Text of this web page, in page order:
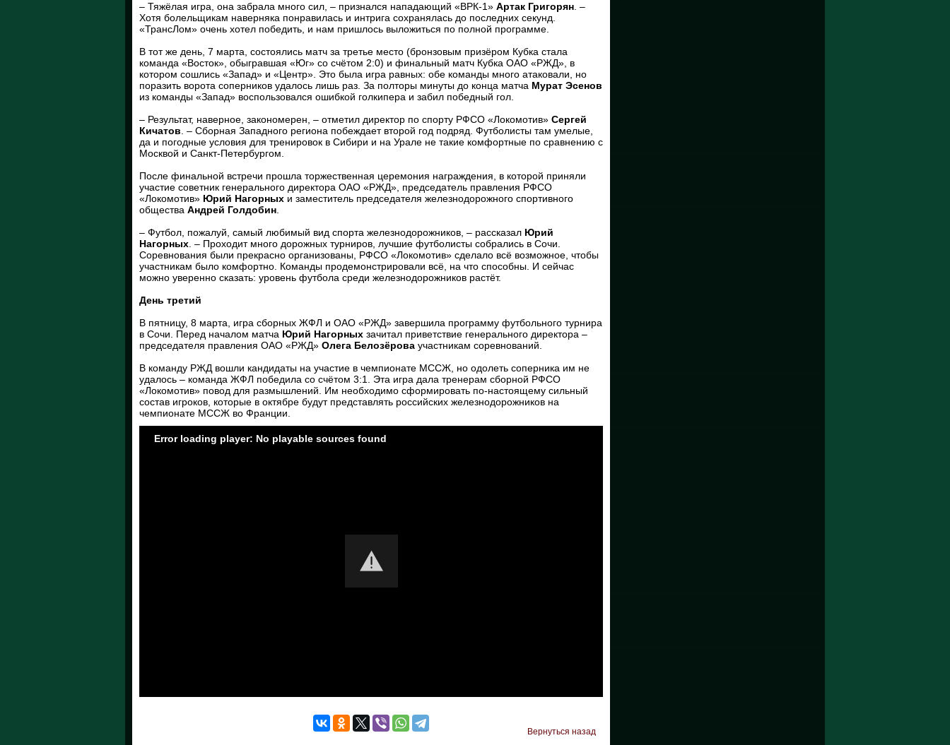
– Тяжёлая игра, она забрала много сил, – признался нападающий «ВРК-1» Артак Григорян . –
Хотя болельщикам наверняка понравилась и интрига сохранялась до последних секунд.
«ТрансЛом» очень хотел победить, и нам пришлось выложиться по полной программе.
В тот же день, 7 марта, состоялись матч за третье место (бронзовым призёром Кубка стала
команда «Восток», обыгравшая «Юг» со счётом 2:0) и финальный матч Кубка ОАО «РЖД», в
котором сошлись «Запад» и «Центр». Это была игра равных: обе команды много атаковали, но
поразить ворота соперников удалось лишь раз. За полторы минуты до конца матча Мурат Эсенов
из команды «Запад» воспользовался ошибкой голкипера и забил победный гол.
– Результат, наверное, закономерен, – отметил директор по спорту РФСО «Локомотив» Сергей
Кичатов . – Сборная Западного региона побеждает второй год подряд. Футболисты там умелые,
да и погодные условия для тренировок в Сибири и на Урале не такие комфортные по сравнению с
Москвой и Санкт-Петербургом.
После финальной встречи прошла торжественная церемония награждения, в которой приняли
участие советник генерального директора ОАО «РЖД», председатель правления РФСО
«Локомотив» Юрий Нагорных и заместитель председателя железнодорожного спортивного
общества Андрей Голдобин
– Футбол, пожалуй, самый любимый вид спорта железнодорожников, – рассказал Юрий
Нагорных . – Проходит много дорожных турниров, лучшие футболисты собрались в Сочи.
Соревнования были прекрасно организованы, РФСО «Локомотив» сделало всё возможное, чтобы
участникам было комфортно. Команды продемонстрировали всё, на что способны. И сейчас
можно уверенно сказать: уровень футбола среди железнодорожников растёт.
День третий
В пятницу, 8 марта, игра сборных ЖФЛ и ОАО «РЖД» завершила программу футбольного турнира
в Сочи. Перед началом матча Юрий Нагорных зачитал приветствие генерального директора –
председателя правления ОАО «РЖД» Олега Белозёрова участникам соревнований.
В команду РЖД вошли кандидаты на участие в чемпионате МССЖ, но одолеть соперника им не
удалось – команда ЖФЛ победила со счётом 3:1. Эта игра дала тренерам сборной РФСО
«Локомотив» повод для размышлений. Им необходимо сформировать по-настоящему сильный
состав игроков, которые в октябре будут представлять российских железнодорожников на
чемпионате МССЖ во Франции.
Вернуться назад